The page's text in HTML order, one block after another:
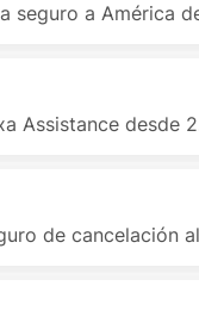
seguro a América
Assistance desde
de cancelación